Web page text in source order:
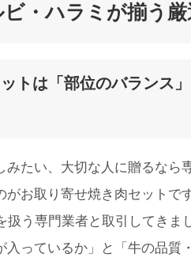
ビ・ハラミが揃う厳
ットは「部位のバランス
みたい、大切な人に贈るなら
お取り寄せ焼き肉セットで
扱う専門業者と取引してきま
っているか」と「牛の品質